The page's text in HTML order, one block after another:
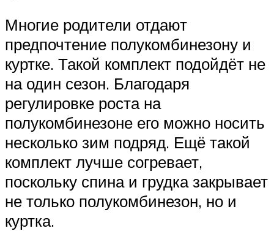
Многие родители отдают
предпочтение полукомбинезону и
куртке. Такой комплект подойдёт не
на один сезон. Благодаря
регулировке роста на
полукомбинезоне его можно носить
несколько зим подряд. Ещё такой
комплект лучше согревает,
поскольку спина и грудка закрывает
не только полукомбинезон, но и
куртка.